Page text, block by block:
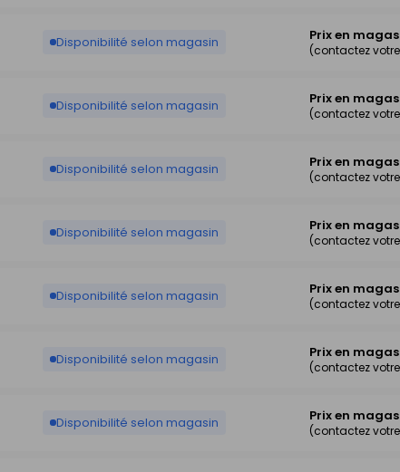
Disponibilité selon magasin Prix en
(contactez
Disponibilité selon magasin Prix en
(contactez
Disponibilité selon magasin Prix en
(contactez
Disponibilité selon magasin Prix en
(contactez
Disponibilité selon magasin Prix en
(contactez
Disponibilité selon magasin Prix en
(contactez
Disponibilité selon magasin Prix en
(contactez